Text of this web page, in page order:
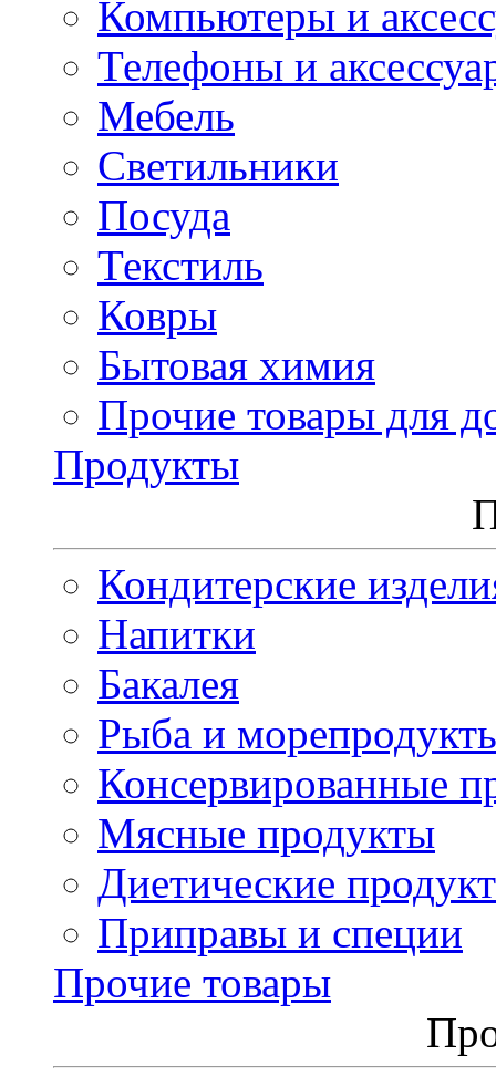
Компьютеры и
Телефоны и
Мебель
Светильники
Посуда
Текстиль
Ковры
Бытовая химия
Прочие товары для
Продукты
Кондитерские
Напитки
Бакалея
Рыба и
Консервированные
Мясные продукты
Диетические
Приправы и специи
Прочие товары